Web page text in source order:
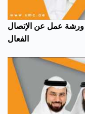
ورشة عمل عن الإتصال
الفعال